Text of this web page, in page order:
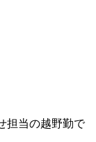
担当の越野勤で